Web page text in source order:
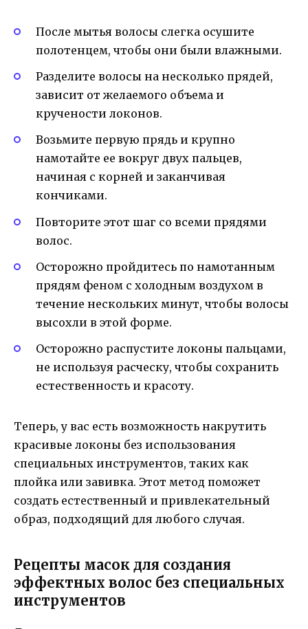
После мытья волосы слегка осушите
полотенцем, чтобы они были влажными.
Разделите волосы на несколько прядей,
зависит от желаемого объема и
кручености локонов.
Возьмите первую прядь и крупно
намотайте ее вокруг двух пальцев,
начиная с корней и заканчивая
кончиками.
Повторите этот шаг со всеми прядями
волос.
Осторожно пройдитесь по намотанным
прядям феном с холодным воздухом в
течение нескольких минут, чтобы волосы
высохли в этой форме.
Осторожно распустите локоны пальцами,
не используя расческу, чтобы сохранить
естественность и красоту.
Теперь, у вас есть возможность накрутить
красивые локоны без использования
специальных инструментов, таких как
плойка или завивка. Этот метод поможет
создать естественный и привлекательный
образ, подходящий для любого случая.
Рецепты масок для создания
эффектных волос без специальных
инструментов